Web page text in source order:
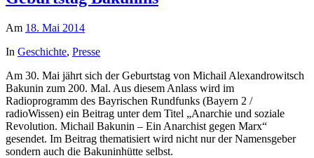
Am 18. Mai 2014
In Geschichte, Presse
Am 30. Mai jährt sich der Geburtstag von Michail Alexandrowitsch
Bakunin zum 200. Mal. Aus diesem Anlass wird im
Radioprogramm des Bayrischen Rundfunks (Bayern 2 /
radioWissen) ein Beitrag unter dem Titel „Anarchie und soziale
Revolution. Michail Bakunin – Ein Anarchist gegen Marx“
gesendet. Im Beitrag thematisiert wird nicht nur der Namensgeber
sondern auch die Bakuninhütte selbst.